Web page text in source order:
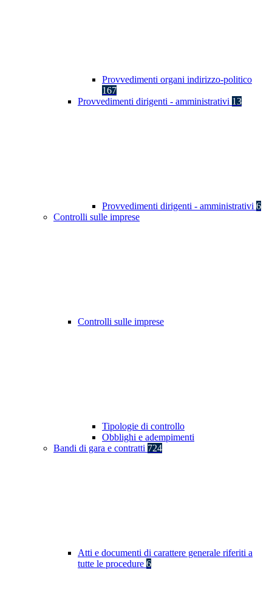
Provvedimenti organi indirizzo-politico
167
Provvedimenti dirigenti - amministrativi 13
Provvedimenti dirigenti - amministrativi 6
Controlli sulle imprese
Controlli sulle imprese
Tipologie di controllo
Obblighi e adempimenti
Bandi di gara e contratti 724
Atti e documenti di carattere generale riferiti a
tutte le procedure 6